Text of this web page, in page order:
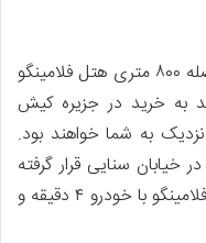
در فاصله ۹۵۰ متری بازار ونوس و در فاصله ۸۰۰ متری هتل فلامینگو
به خرید در جزیره کیش
به شما خواهند بود.
خیابان سنایی قرار گرفته
استفاده کنید. فاصله این خیابان با هتل فلامینگو با خودرو ۴ دقیقه و